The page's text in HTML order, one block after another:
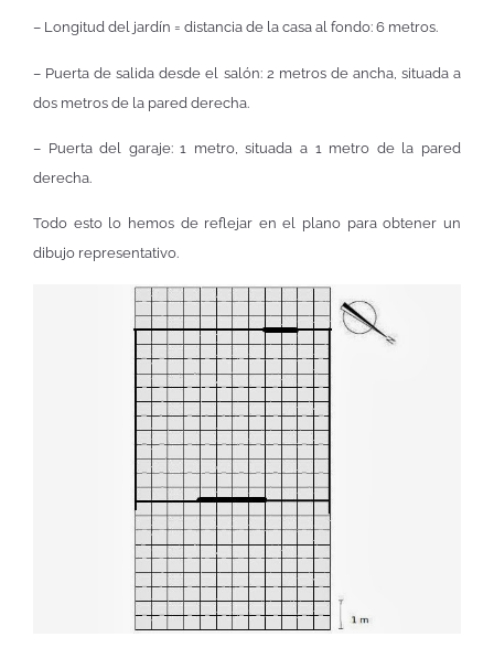
– Longitud del jardín = distancia de la casa al fondo: 6 metros.
– Puerta de salida desde el salón: 2 metros de ancha, situada a
dos metros de la pared derecha.
– Puerta del garaje: 1 metro, situada a 1 metro de la pared
derecha.
Todo esto lo hemos de reflejar en el plano para obtener un
dibujo representativo.